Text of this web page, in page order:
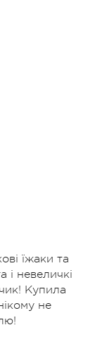
їжаки та
невеличкі
Купила
не